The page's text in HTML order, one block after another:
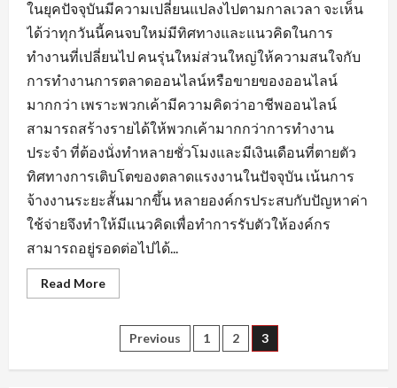
ในยุคปัจจุบันมีความเปลี่ยนแปลงไปตามกาลเวลา จะเห็น
ได้ว่าทุกวันนี้คนจบใหม่มีทิศทางและแนวคิดในการ
ทำงานที่เปลี่ยนไป คนรุ่นใหม่ส่วนใหญ่ให้ความสนใจกับ
การทำงานการตลาดออนไลน์หรือขายของออนไลน์
มากกว่า เพราะพวกเค้ามีความคิดว่าอาชีพออนไลน์
สามารถสร้างรายได้ให้พวกเค้ามากกว่าการทำงาน
ประจำ ที่ต้องนั่งทำหลายชั่วโมงและมีเงินเดือนที่ตายตัว
ทิศทางการเติบโตของตลาดแรงงานในปัจจุบัน เน้นการ
จ้างงานระยะสั้นมากขึ้น หลายองค์กรประสบกับปัญหาค่า
ใช้จ่ายจึงทำให้มีแนวคิดเพื่อทำการรับตัวให้องค์กร
สามารถอยู่รอดต่อไปได้...
Read MoreRead
more
ความ
ต้องการ
งาน
Posts
pagination
Previous 1 2 3